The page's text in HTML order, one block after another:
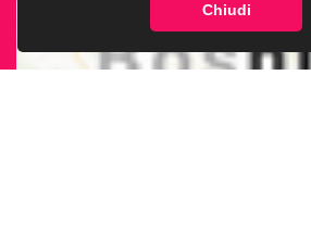
Chiudi